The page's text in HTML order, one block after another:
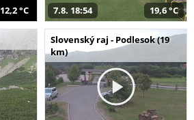
12,2 °C 7.8. 18:54 19,6 °C
Slovenský raj - Podlesok (19
km)